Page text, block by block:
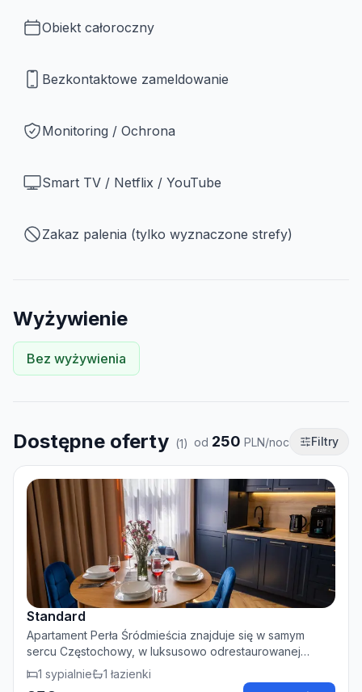
Obiekt całoroczny
Bezkontaktowe zameldowanie
Monitoring / Ochrona
Smart TV / Netflix / YouTube
Zakaz palenia (tylko wyznaczone strefy)
Wyżywienie
Bez wyżywienia
Dostępne oferty (1) od 250 PLN/noc Filtry
Standard
Apartament Perła Śródmieścia znajduje się w samym
sercu Częstochowy, w luksusowo odrestaurowanej
kamienicy z prywatnym dziedzińcem. To idealne miejsce,
oferujące komfortowy wypoczynek podczas podróży
1 sypialnie 1 łazienki